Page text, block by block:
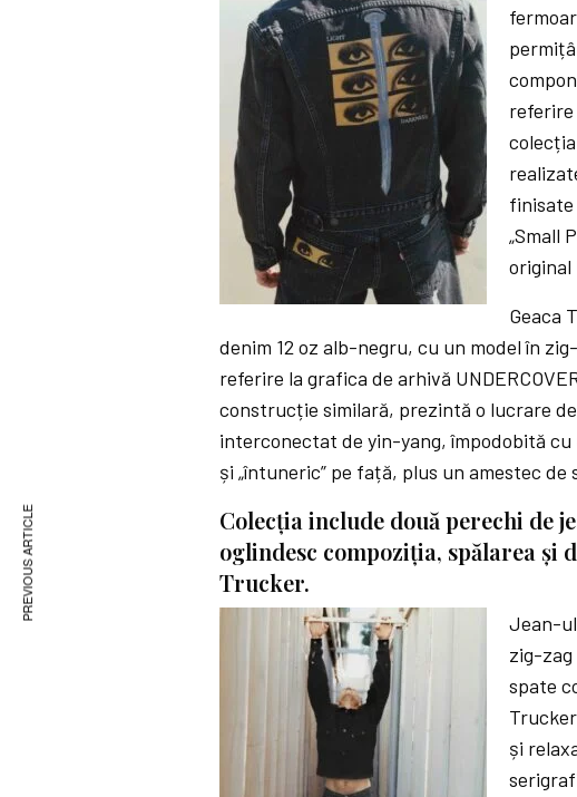
referire
„Small
original
Geaca
denim 12 oz alb-negru, cu un model în
referire la grafica de arhivă
construcție similară, prezintă o lucrare
interconectat de yin-yang, împodobită cu
și „întuneric” pe față, plus un amestec
Colecția include două perechi de
oglindesc compoziția, spălarea și
Trucker.
Jean-ul
zig-
spate
și
PREVIOUS ARTICLE